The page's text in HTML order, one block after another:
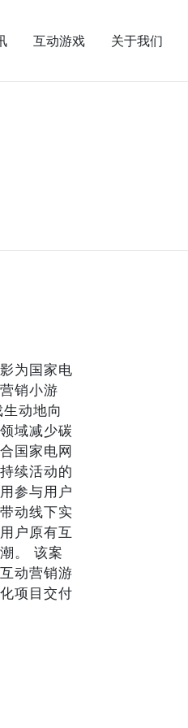
互动游戏 关于我们
为国家电
销小游
动地向
域减少碳
国家电网
续活动的
参与用户
动线下实
户原有互
。 该案
动营销游
项目交付